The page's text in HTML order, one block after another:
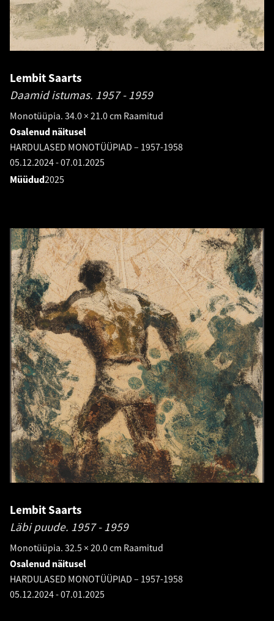
Lembit Saarts
Daamid istumas. 1957 - 1959
Monotüüpia. 34.0 × 21.0 cm Raamitud
Osalenud näitusel
HARDULASED MONOTÜÜPIAD – 1957-1958
05.12.2024-07.01.2025
Müüdud2025
Lembit Saarts
Läbi puude. 1957 - 1959
Monotüüpia. 32.5 × 20.0 cm Raamitud
Osalenud näitusel
HARDULASED MONOTÜÜPIAD – 1957-1958
05.12.2024-07.01.2025